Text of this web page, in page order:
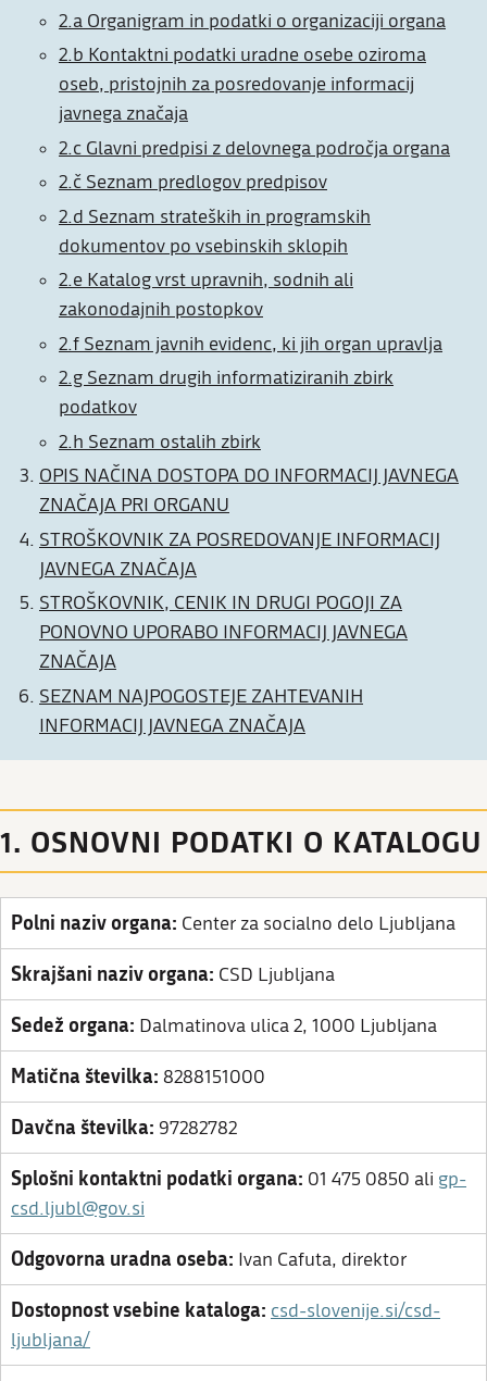
2.a Organigram in podatki o organizaciji organa
2.b Kontaktni podatki uradne osebe oziroma
oseb, pristojnih za posredovanje informacij
javnega značaja
2.c Glavni predpisi z delovnega področja organa
2.č Seznam predlogov predpisov
2.d Seznam strateških in programskih
dokumentov po vsebinskih sklopih
2.e Katalog vrst upravnih, sodnih ali
zakonodajnih postopkov
2.f Seznam javnih evidenc, ki jih organ upravlja
2.g Seznam drugih informatiziranih zbirk
podatkov
2.h Seznam ostalih zbirk
OPIS NAČINA DOSTOPA DO INFORMACIJ JAVNEGA
ZNAČAJA PRI ORGANU
STROŠKOVNIK ZA POSREDOVANJE INFORMACIJ
JAVNEGA ZNAČAJA
STROŠKOVNIK, CENIK IN DRUGI POGOJI ZA
PONOVNO UPORABO INFORMACIJ JAVNEGA
ZNAČAJA
SEZNAM NAJPOGOSTEJE ZAHTEVANIH
INFORMACIJ JAVNEGA ZNAČAJA
1. OSNOVNI PODATKI O KATALOGU
Polni naziv organa: Center za socialno delo Ljubljana
Skrajšani naziv organa: CSD Ljubljana
Sedež organa: Dalmatinova ulica 2, 1000 Ljubljana
Matična številka: 8288151000
Davčna številka: 97282782
Splošni kontaktni podatki organa: 01 475 0850 ali gp-
csd.ljubl@gov.si
Odgovorna uradna oseba: Ivan Cafuta, direktor
Dostopnost vsebine kataloga: csd-slovenije.si/csd-
ljubljana/